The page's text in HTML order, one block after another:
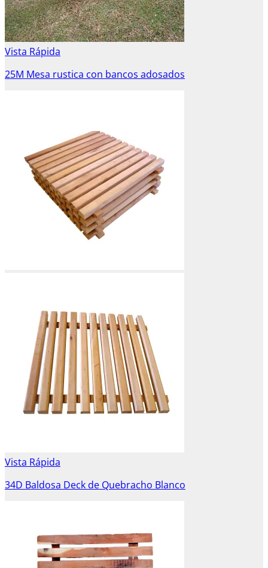
Vista Rápida
25M Mesa rustica con bancos adosados
Vista Rápida
34D Baldosa Deck de Quebracho Blanco